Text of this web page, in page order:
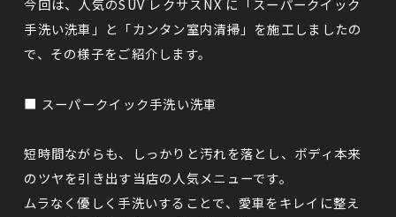
今回は、人気のSUV レクサスNX に「スーパークイック
手洗い洗車」と「カンタン室内清掃」を施工しましたの
で、その様子をご紹介します。
■ スーパークイック手洗い洗車
短時間ながらも、しっかりと汚れを落とし、ボディ本来
のツヤを引き出す当店の人気メニューです。
ムラなく優しく手洗いすることで、愛車をキレイに整え